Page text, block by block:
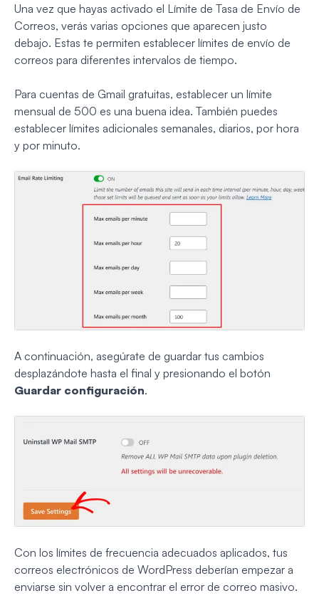
Una vez que hayas activado el Límite de Tasa de Envío de
Correos, verás varias opciones que aparecen justo
debajo. Estas te permiten establecer límites de envío de
correos para diferentes intervalos de tiempo.
Para cuentas de Gmail gratuitas, establecer un límite
mensual de 500 es una buena idea. También puedes
establecer límites adicionales semanales, diarios, por hora
y por minuto.
A continuación, asegúrate de guardar tus cambios
desplazándote hasta el final y presionando el botón
Guardar configuración.
Con los límites de frecuencia adecuados aplicados, tus
correos electrónicos de WordPress deberían empezar a
enviarse sin volver a encontrar el error de correo masivo.